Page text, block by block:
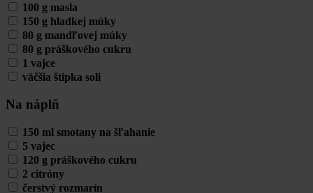
100 g masla
150 g hladkej múky
80 g mandľovej múky
80 g práškového cukru
1 vajce
väčšia štipka soli
Na náplň
150 ml smotany na šľahanie
5 vajec
120 g práškového cukru
2 citróny
čerstvý rozmarín